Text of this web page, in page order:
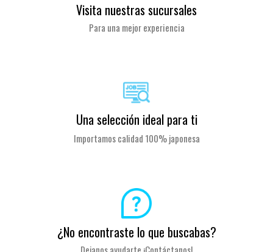
Visita nuestras sucursales
Para una mejor experiencia
Una selección ideal para ti
Importamos calidad 100% japonesa
¿No encontraste lo que buscabas?